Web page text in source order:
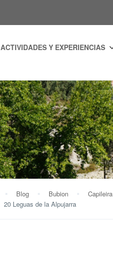
ACTIVIDADES Y EXPERIENCIAS
Blog Bubion Capileira
20 Leguas de la Alpujarra